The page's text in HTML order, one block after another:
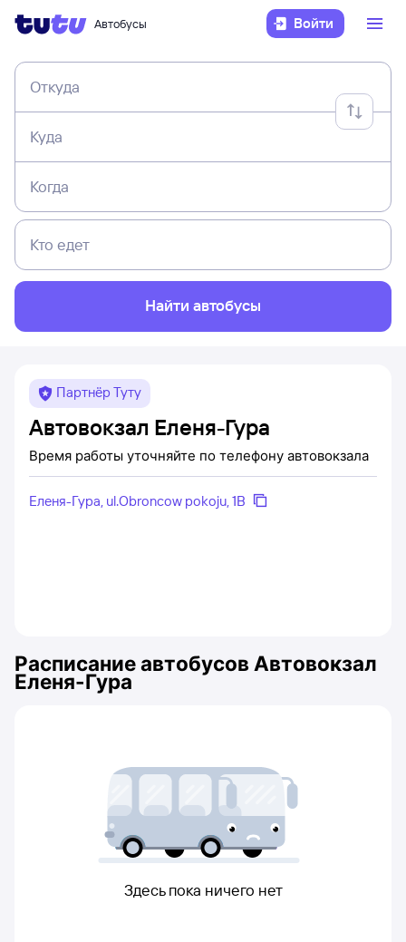
Автобусы Войти
Откуда
Куда
Когда
Кто едет
Найти автобусы
Партнёр Туту
Автовокзал Еленя-Гура
Время работы уточняйте по телефону автовокзала
Еленя-Гура, ul.Оbroncow pokoju, 1B
Расписание автобусов Автовокзал
Еленя-Гура
Здесь пока ничего нет